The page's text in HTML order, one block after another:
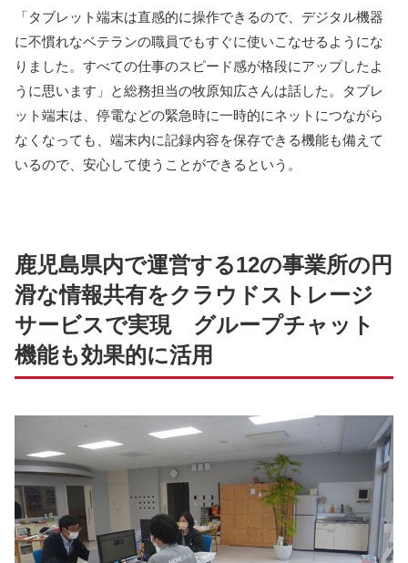
「タブレット端末は直感的に操作できるので、デジタル機器
に不慣れなベテランの職員でもすぐに使いこなせるようにな
りました。すべての仕事のスピード感が格段にアップしたよ
うに思います」と総務担当の牧原知広さんは話した。タブレ
ット端末は、停電などの緊急時に一時的にネットにつながら
なくなっても、端末内に記録内容を保存できる機能も備えて
いるので、安心して使うことができるという。
鹿児島県内で運営する12の事業所の円
滑な情報共有をクラウドストレージ
サービスで実現 グループチャット
機能も効果的に活用